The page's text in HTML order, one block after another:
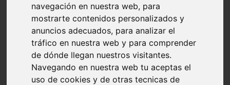
navegación en nuestra web, para
mostrarte contenidos personalizados y
anuncios adecuados, para analizar el
tráfico en nuestra web y para comprender
de dónde llegan nuestros visitantes.
Navegando en nuestra web tu aceptas el
uso de cookies y de otras tecnicas de